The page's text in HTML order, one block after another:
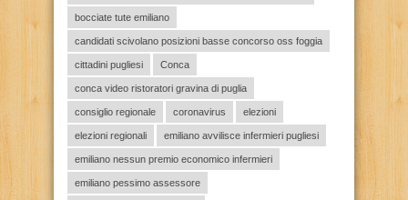
bocciate tute emiliano
candidati scivolano posizioni basse concorso oss foggia
cittadini pugliesi Conca
conca video ristoratori gravina di puglia
consiglio regionale coronavirus elezioni
elezioni regionali emiliano avvilisce infermieri pugliesi
emiliano nessun premio economico infermieri
emiliano pessimo assessore